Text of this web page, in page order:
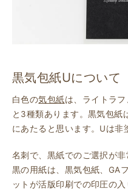
黒気包紙Uについて
白色の気包紙は、ライトラ
と3種類あります。黒気包紙
にあたると思います。Uは非
名刺で、黒紙でのご選択が非
黒の用紙は、黒気包紙、GA
ットが活版印刷での印圧の